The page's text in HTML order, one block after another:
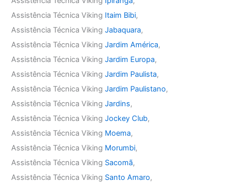
Assistência Técnica Viking Itaim Bibi,
Assistência Técnica VikingJabaquara,
Assistência Técnica VikingJardim América,
Assistência Técnica VikingJardim Europa,
Assistência Técnica VikingJardim Paulista,
Assistência Técnica VikingJardim Paulistano,
Assistência Técnica VikingJardins,
Assistência Técnica VikingJockey Club,
Assistência Técnica Viking Moema,
Assistência Técnica Viking Morumbi,
Assistência Técnica Viking Sacomã,
Assistência Técnica Viking Santo Amaro,